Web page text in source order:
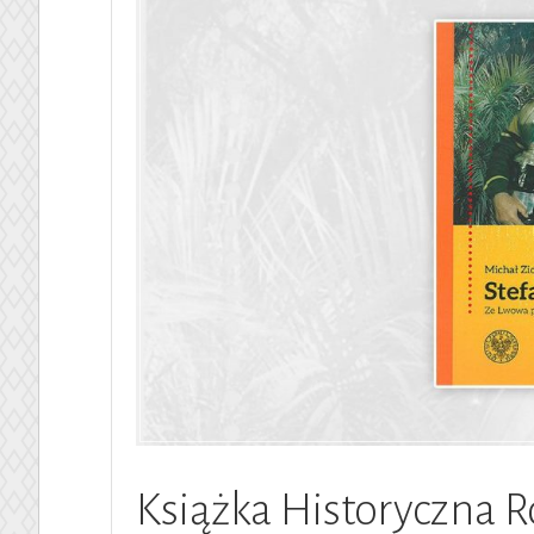
Książka Historyczna